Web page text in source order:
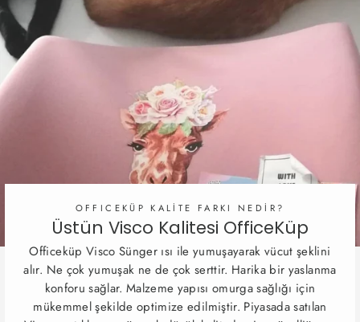
OFFICEKÜP KALİTE FARKI NEDİR?
Üstün Visco Kalitesi OfficeKüp
Officeküp Visco Sünger ısı ile yumuşayarak vücut şeklini
alır. Ne çok yumuşak ne de çok serttir. Harika bir yaslanma
konforu sağlar. Malzeme yapısı omurga sağlığı için
mükemmel şekilde optimize edilmiştir. Piyasada satılan